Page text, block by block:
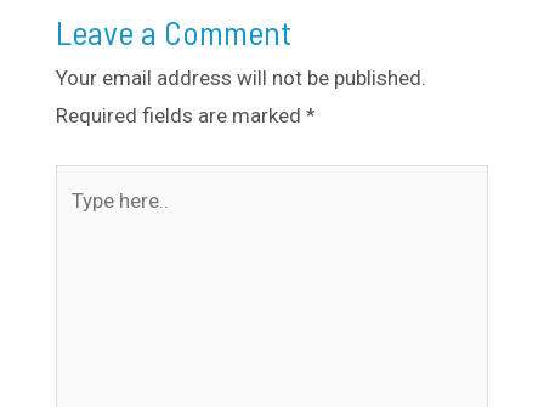
Leave a Comment
Your email address will not be published.
Required fields are marked *